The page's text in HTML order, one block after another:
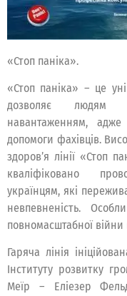
«Стоп паніка».
«Стоп паніка» – це
дозволяє людям
навантаженням,
допомоги фахівців.
здоров’я лінії «Стоп
кваліфіковано
українцям, які
невпевненість.
повномасштабної
Гаряча лінія
Інституту розвитку
Меїр – Еліезер